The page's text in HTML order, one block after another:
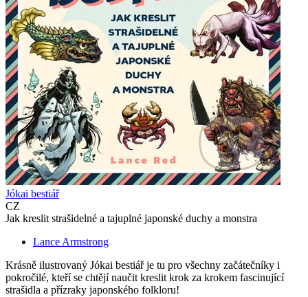
Jókai bestiář
CZ
Jak kreslit strašidelné a tajuplné japonské duchy a monstra
Lance Armstrong
Krásně ilustrovaný Jókai bestiář je tu pro všechny začátečníky i
pokročilé, kteří se chtějí naučit kreslit krok za krokem fascinující
strašidla a přízraky japonského folkloru!